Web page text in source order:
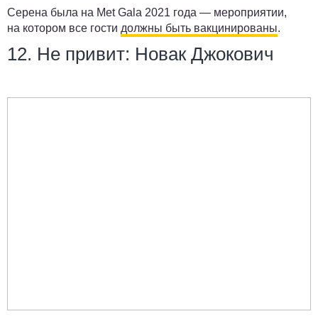
Серена была на Met Gala 2021 года — мероприятии,
на котором все гости должны быть вакцинированы.
12. Не привит: Новак Джокович